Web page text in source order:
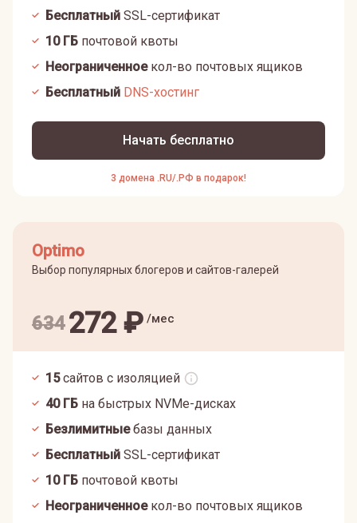
Бесплатный SSL-сертификат
10ГБ почтовой квоты
Неограниченноекол-во почтовых ящиков
Бесплатный DNS-хостинг
Начать бесплатно
3 домена .RU/.РФ в подарок!
Optimo
Выбор популярных блогеров и сайтов-галерей
634272₽ /мес
15 сайтов с изоляцией
40ГБ на быстрых NVMe-дисках
Безлимитныебазы данных
Бесплатный SSL-сертификат
10ГБ почтовой квоты
Неограниченноекол-во почтовых ящиков